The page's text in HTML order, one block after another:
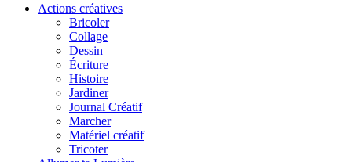
Actions créatives
Bricoler
Collage
Dessin
Écriture
Histoire
Jardiner
Journal Créatif
Marcher
Matériel créatif
Tricoter